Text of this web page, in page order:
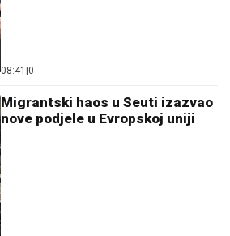
08:41 |0
Migrantski haos u Seuti izazvao
nove podjele u Evropskoj uniji